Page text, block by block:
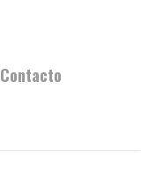
Contacto